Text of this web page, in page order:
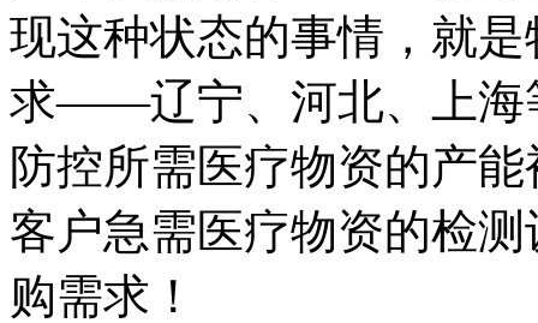
现这种状态的事情，就
求——辽宁、河北、上海
防控所需医疗物资的产
客户急需医疗物资的检
购需求！